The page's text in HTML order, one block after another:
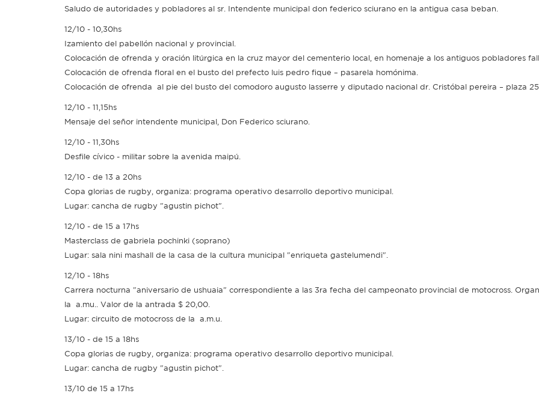
Saludo de autoridades y pobladores al sr. Intendente municipal don federico sciurano en la antigua casa beban.
12/10 - 10,30hs
Izamiento del pabellón nacional y provincial.
Colocación de ofrenda y oración litúrgica en la cruz mayor del cementerio local, en homenaje a los antiguos pobladores
Colocación de ofrenda floral en el busto del prefecto luis pedro fique – pasarela homónima.
Colocación de ofrenda al pie del busto del comodoro augusto lasserre y diputado nacional dr. Cristóbal pereira – plaza
12/10 - 11,15hs
Mensaje del señor intendente municipal, Don Federico sciurano.
12/10 - 11,30hs
Desfile cívico - militar sobre la avenida maipú.
12/10 - de 13 a 20hs
Copa glorias de rugby, organiza: programa operativo desarrollo deportivo municipal.
Lugar: cancha de rugby "agustin pichot".
12/10 - de 15 a 17hs
Masterclass de gabriela pochinki (soprano)
Lugar: sala nini mashall de la casa de la cultura municipal "enriqueta gastelumendi".
12/10 - 18hs
Carrera nocturna "aniversario de ushuaia" correspondiente a las 3ra fecha del campeonato provincial de motocross.
la a.mu.. Valor de la antrada $ 20,00.
Lugar: circuito de motocross de la a.m.u.
13/10 - de 15 a 18hs
Copa glorias de rugby, organiza: programa operativo desarrollo deportivo municipal.
Lugar: cancha de rugby "agustin pichot".
13/10 de 15 a 17hs